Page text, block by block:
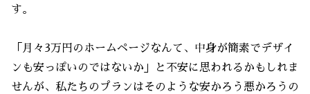
す。
「月々3万円のホームページなんて、中身が簡素でデザイ
ンも安っぽいのではないか」と不安に思われるかもしれま
せんが、私たちのプランはそのような安かろう悪かろうの